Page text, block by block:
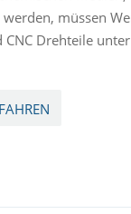
müssen
Drehteile